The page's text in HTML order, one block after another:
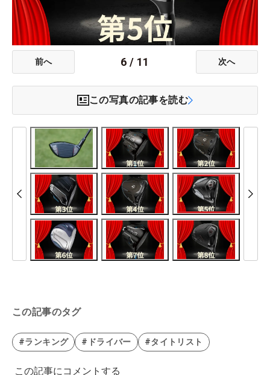
前へ 6 / 11 次へ
この写真の記事を読む
この記事のタグ
#ランキング #ドライバー #タイトリスト